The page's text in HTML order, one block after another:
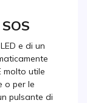
e di un
molto utile
o per le
pulsante di